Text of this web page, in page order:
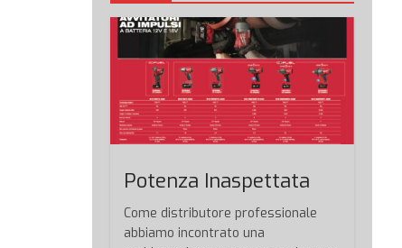
Potenza Inaspettata
Come distributore professionale
abbiamo incontrato una